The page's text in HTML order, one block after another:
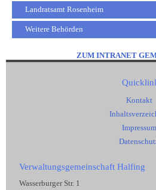
Landratsamt Rosenheim
Weitere Behörden
ZUM INTRANET
Kontakt
Impressum
Verwaltungsgemeinschaft Halfing
Wasserburger Str. 1